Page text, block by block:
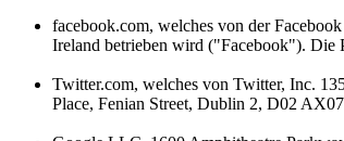
facebook.com, welches von der
Ireland betrieben wird ("Facebook"). Die
Twitter.com, welches von Twitter, Inc.
Place, Fenian Street, Dublin 2, D02